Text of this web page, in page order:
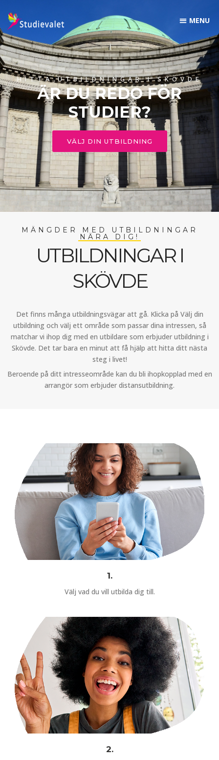
HITTA UTBILDNINGAR I SKÖVDE
ÄR DU REDO FÖR
STUDIER?
VÄLJ DIN UTBILDNING
MÄNGDER MED UTBILDNINGAR
NÄRA DIG!
UTBILDNINGAR I
SKÖVDE
Det finns många utbildningsvägar att gå. Klicka på Välj din
utbildning och välj ett område som passar dina intressen, så
matchar vi ihop dig med en utbildare som erbjuder utbildning i
Skövde. Det tar bara en minut att få hjälp att hitta ditt nästa
steg i livet!
Beroende på ditt intresseområde kan du bli ihopkopplad med en
arrangör som erbjuder distansutbildning.
1.
Välj vad du vill utbilda dig till.
2.